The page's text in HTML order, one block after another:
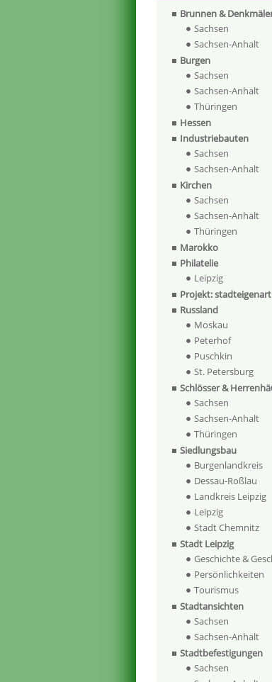
Brunnen &
Sachsen
Sachsen-Anhalt
Burgen
Sachsen
Sachsen-Anhalt
Thüringen
Hessen
Industriebauten
Sachsen
Sachsen-Anhalt
Kirchen
Sachsen
Sachsen-Anhalt
Thüringen
Marokko
Philatelie
Leipzig
Projekt:
Russland
Moskau
Peterhof
Puschkin
St. Petersburg
Schlösser &
Sachsen
Sachsen-Anhalt
Thüringen
Siedlungsbau
Burgenlandkreis
Dessau-Roßlau
Landkreis Leipzig
Leipzig
Stadt Chemnitz
Stadt Leipzig
Geschichte &
Persönlichkeiten
Tourismus
Stadtansichten
Sachsen
Sachsen-Anhalt
Stadtbefestigungen
Sachsen